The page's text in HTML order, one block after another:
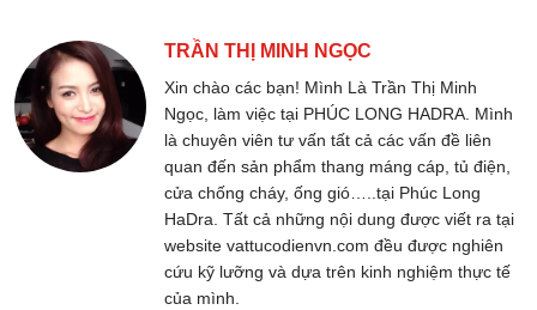
TRẦN THỊ MINH NGỌC
Xin chào các bạn! Mình Là Trần Thị Minh
Ngọc, làm việc tại PHÚC LONG HADRA. Mình
là chuyên viên tư vấn tất cả các vấn đề liên
quan đến sản phẩm thang máng cáp, tủ điện,
cửa chống cháy, ống gió…..tại Phúc Long
HaDra. Tất cả những nội dung được viết ra tại
website vattucodienvn.com đều được nghiên
cứu kỹ lưỡng và dựa trên kinh nghiệm thực tế
của mình.